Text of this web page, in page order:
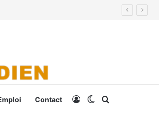
Contact ConnexionSwitch skin